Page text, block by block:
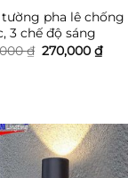
pha lê chống
3 chế độ sáng
₫ Giá
gốc
270,000₫Giá
hiện